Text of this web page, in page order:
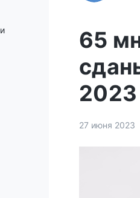
65
2023
27 июня 2023